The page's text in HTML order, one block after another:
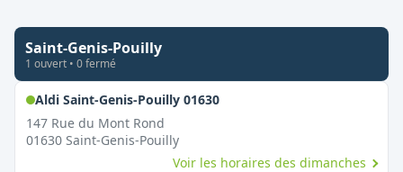
Saint-Genis-Pouilly
1 ouvert • 0fermé
Aldi Saint-Genis-Pouilly 01630,
147 Rue du Mont Rond
01630 Saint-Genis-Pouilly
Voir les horaires des dimanches